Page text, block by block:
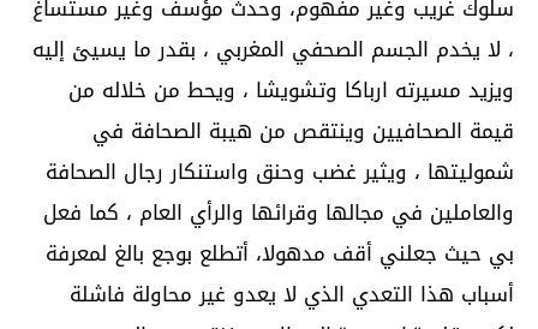
سلوك غريب وغير مفهوم، وحدث مؤسف وغير مستساغ
، لا يخدم الجسم الصحفي المغربي ، بقدر ما يسيئ إليه
ويزيد مسيرته ارباكا وتشويشا ، ويحط من خلاله من
قيمة الصحافيين وينتقص من هيبة الصحافة في
شموليتها ، ويثير غضب وحنق واستنكار رجال الصحافة
والعاملين في مجالها وقرائها والرأي العام ، كما فعل
بي حيث جعلني أقف مدهولا، أتطلع بوجع بالغ لمعرفة
أسباب هذا التعدي الذي لا يعدو غير محاولة فاشلة